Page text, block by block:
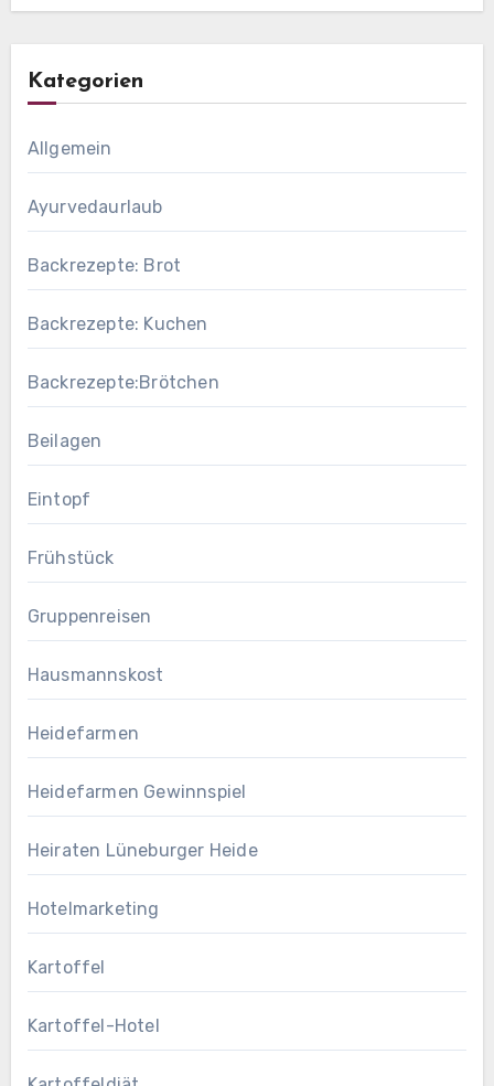
Kategorien
Allgemein
Ayurvedaurlaub
Backrezepte: Brot
Backrezepte: Kuchen
Backrezepte:Brötchen
Beilagen
Eintopf
Frühstück
Gruppenreisen
Hausmannskost
Heidefarmen
Heidefarmen Gewinnspiel
Heiraten Lüneburger Heide
Hotelmarketing
Kartoffel
Kartoffel-Hotel